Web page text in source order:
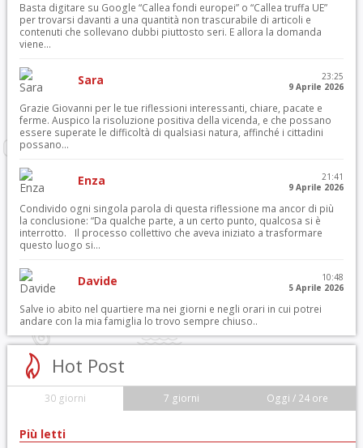
Basta digitare su Google “Callea fondi europei” o “Callea truffa UE”
per trovarsi davanti a una quantità non trascurabile di articoli e
contenuti che sollevano dubbi piuttosto seri. E allora la domanda
viene...
Sara
23:25
9 Aprile 2026
Grazie Giovanni per le tue riflessioni interessanti, chiare, pacate e
ferme. Auspico la risoluzione positiva della vicenda, e che possano
essere superate le difficoltà di qualsiasi natura, affinché i cittadini
possano...
Enza
21:41
9 Aprile 2026
Condivido ogni singola parola di questa riflessione ma ancor di più
la conclusione: “Da qualche parte, a un certo punto, qualcosa si è
interrotto. Il processo collettivo che aveva iniziato a trasformare
questo luogo si...
Davide
10:48
5 Aprile 2026
Salve io abito nel quartiere ma nei giorni e negli orari in cui potrei
andare con la mia famiglia lo trovo sempre chiuso..
Hot Post
30 giorni 7 giorni Oggi / 24 ore
Più letti